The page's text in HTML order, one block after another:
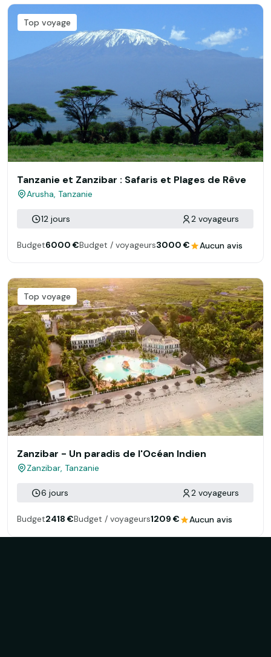
Top voyage
Tanzanie et Zanzibar : Safaris et Plages de Rêve
Arusha, Tanzanie
12 jours 2 voyageurs
Budget6000 €Budget / voyageurs3000 € Aucun avis
Top voyage
Zanzibar - Un paradis de l'Océan Indien
Zanzibar, Tanzanie
6 jours 2 voyageurs
Budget2418 €Budget / voyageurs1209 € Aucun avis